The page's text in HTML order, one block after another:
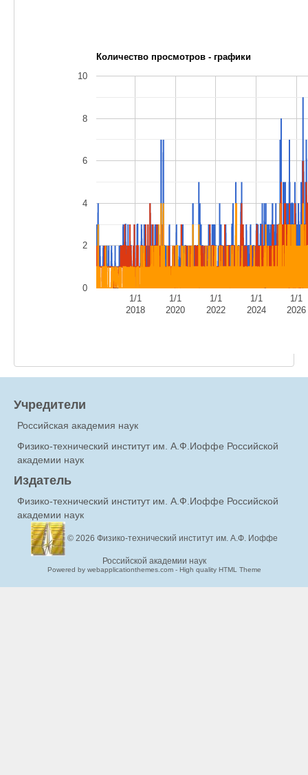
Количество просмотров - графики
1/1
2018
1/1
2020
1/1
2022
1/1
2024
1/1
2026
0
2
4
6
8
10
Учредители
Российская академия наук
Физико-технический институт им. А.Ф.Иоффе Российской
академии наук
Издатель
Физико-технический институт им. А.Ф.Иоффе Российской
академии наук
© 2026 Физико-технический институт им. А.Ф. Иоффе
Российской академии наук
Powered by webapplicationthemes.com - High quality HTML Theme